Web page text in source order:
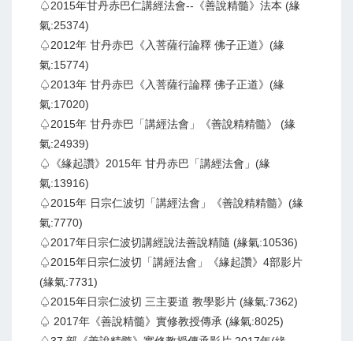
♤2015年甘丹赤巴仁講經法會--《善說精髓》法本 (緣
氣:25374)
♤2012年 甘丹赤巴《入菩薩行論釋 佛子正道》(緣
氣:15774)
♤2013年 甘丹赤巴《入菩薩行論釋 佛子正道》(緣
氣:17020)
♤2015年 甘丹赤巴「講經法會」《善說精精髓》 (緣
氣:24939)
♤《緣起讚》2015年 甘丹赤巴「講經法會」(緣
氣:13916)
♤2015年 日宗仁波切「講經法會」《善說精精髓》(緣
氣:7770)
♤2017年日宗仁波切講經說法善說精隨 (緣氣:10536)
♤2015年日宗仁波切「講經法會」《緣起讚》4部影片
(緣氣:7731)
♤2015年日宗仁波切 三主要道 教學影片 (緣氣:7362)
♤ 2017年《善說精髓》實修教授傳承 (緣氣:8025)